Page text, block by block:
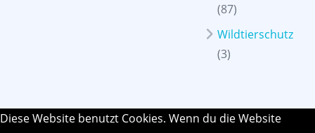
(87)
Wildtierschutz
(3)
Diese Website benutzt Cookies. Wenn du die Website